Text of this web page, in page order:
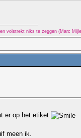
volstrekt niks te zeggen (Marc
er op het etiket
meen ik.